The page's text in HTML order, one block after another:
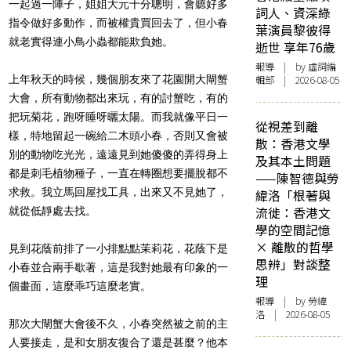
一起過一陣子，姐姐大元十分聰明，會聽好多
指令做好多動作，而被權貴買回去了，但小春
就老實得連小鳥小蟲都能欺負她。
上年秋天的時候，幾個朋友來了花園開大閘蟹
大會，所有動物都出來玩，有的討蟹吃，有的
把玩菊花，跑呀睡呀曬太陽。而我就像平日一
樣，特地留起一碗給二木頭小春，否則又會被
別的動物吃光光，遠遠見到她傻傻的弄得身上
都是刺毛植物種子，一直在轉圈想要擺脫都不
求救。我立馬回屋找工具，出來又不見她了，
就從低靜處去找。
見到花蔭前排了一小排點點茉莉花，花蔭下是
小春並合兩手歇著，這是我對她最有印象的一
個畫面，這麼乖巧這麼老實。
那次大閘蟹大會後不久，小春突然被之前的主
人要接走，是和女朋友復合了還是甚麼？他本
詞人、資深綠
葉演員黎彼得
逝世 享年76歲
報導 | by 虛詞編
輯部 | 2026-08-05
從視差到離
散：香港文學
及其本土問題
——陳智德與勞
緯洛「根著與
流徙：香港文
學的空間記憶
× 離散的哲學
思辨」對談整
理
報導 | by 勞緯
洛 | 2026-08-05